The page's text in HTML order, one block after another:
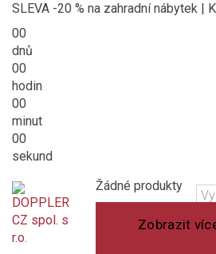
SLEVA -20 % na zahradní nábytek |
00
dnů
00
hodin
00
minut
00
sekund
Košík
(prázdný)
Žádné produkty
Zobrazit